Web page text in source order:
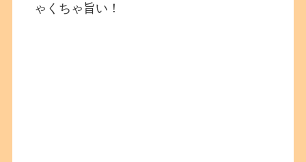
ゃくちゃ旨い！